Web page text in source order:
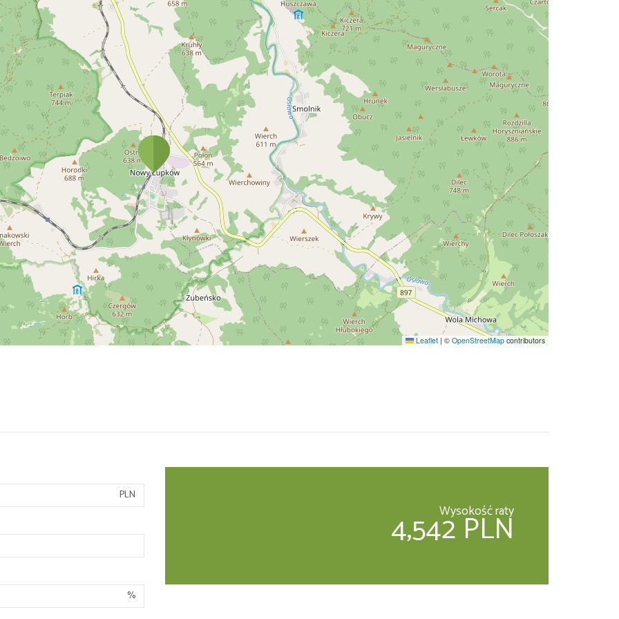
Leaflet | © OpenStreetMapcontributors
PLN
%
Wysokość raty
4,542 PLN